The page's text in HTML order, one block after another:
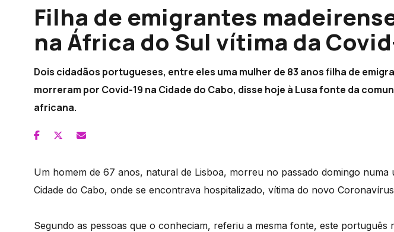
Filha de emigrantes
na África do Sul vítima da
Dois cidadãos portugueses, entre eles uma mulher de 83 anos filha de
morreram por Covid-19 na Cidade do Cabo, disse hoje à Lusa fonte da
africana.
Um homem de 67 anos, natural de Lisboa, morreu no passado domingo numa
Cidade do Cabo, onde se encontrava hospitalizado, vítima do novo
Segundo as pessoas que o conheciam, referiu a mesma fonte, este português